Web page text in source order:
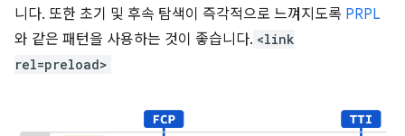
니다. 또한 초기 및 후속 탐색이 즉각적으로 느껴지도록 PRPL
와 같은 패턴을 사용하는 것이 좋습니다. <link
rel=preload>